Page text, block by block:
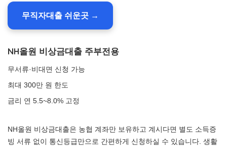
무직자대출 쉬운곳 →
NH올원 비상금대출 주부전용
무서류·비대면 신청 가능
최대 300만 원 한도
금리 연 5.5~8.0% 고정
NH올원 비상금대출은 농협 계좌만 보유하고 계시다면 별도 소득증
빙 서류 없이 통신등급만으로 간편하게 신청하실 수 있습니다. 생활